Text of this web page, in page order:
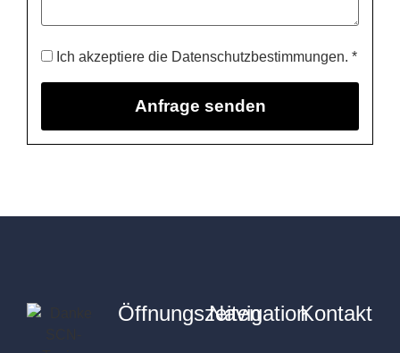
Ich akzeptiere die Datenschutzbestimmungen. *
Öffnungszeiten
NavigationKontakt